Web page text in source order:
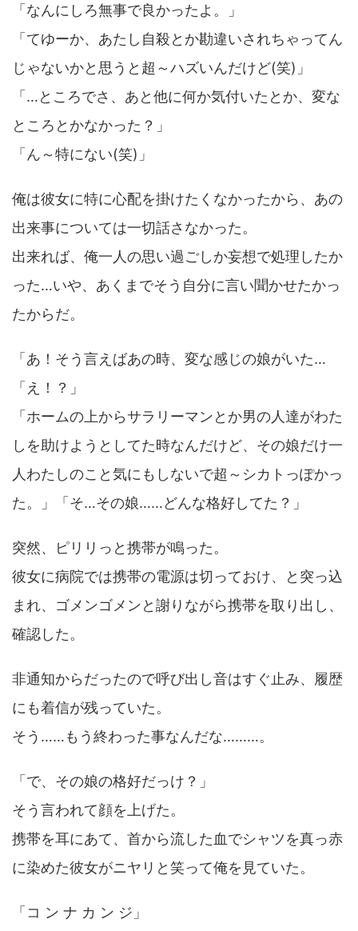
「なんにしろ無事で良かったよ。」
「てゆーか、あたし自殺とか勘違いされちゃってん
じゃないかと思うと超～ハズいんだけど(笑)」
「…ところでさ、あと他に何か気付いたとか、変な
ところとかなかった？」
「ん～特にない(笑)」
俺は彼女に特に心配を掛けたくなかったから、あの
出来事については一切話さなかった。
出来れば、俺一人の思い過ごしか妄想で処理したか
った…いや、あくまでそう自分に言い聞かせたかっ
たからだ。
「あ！そう言えばあの時、変な感じの娘がいた…
「え！？」
「ホームの上からサラリーマンとか男の人達がわた
しを助けようとしてた時なんだけど、その娘だけ一
人わたしのこと気にもしないで超～シカトっぽかっ
た。」「そ…その娘……どんな格好してた？」
突然、ピリリっと携帯が鳴った。
彼女に病院では携帯の電源は切っておけ、と突っ込
まれ、ゴメンゴメンと謝りながら携帯を取り出し、
確認した。
非通知からだったので呼び出し音はすぐ止み、履歴
にも着信が残っていた。
そう……もう終わった事なんだな………。
「で、その娘の格好だっけ？」
そう言われて顔を上げた。
携帯を耳にあて、首から流した血でシャツを真っ赤
に染めた彼女がニヤリと笑って俺を見ていた。
「コ ン ナ カ ン ジ」